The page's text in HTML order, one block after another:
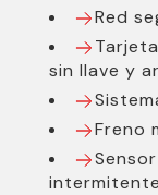
Red
sin llave y
Freno
intermitente